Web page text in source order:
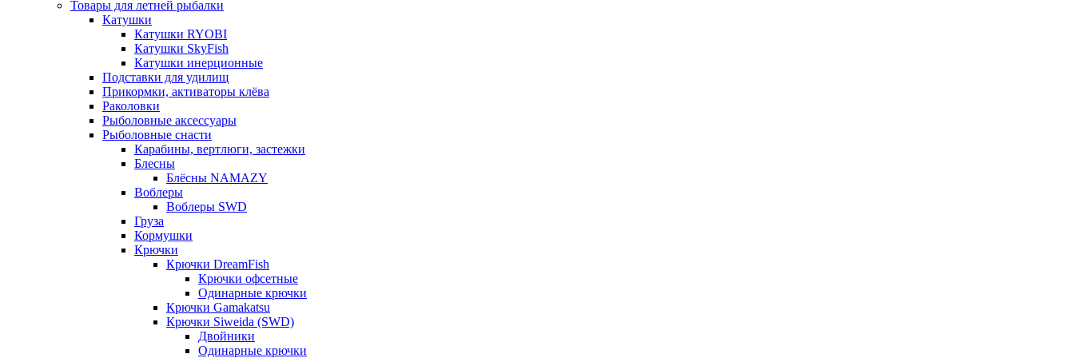
Товары для летней рыбалки
Катушки
Катушки RYOBI
Катушки SkyFish
Катушки инерционные
Подставки для удилищ
Прикормки, активаторы клёва
Раколовки
Рыболовные аксессуары
Рыболовные снасти
Карабины, вертлюги, застежки
Блесны
Блёсны NAMAZY
Воблеры
Воблеры SWD
Груза
Кормушки
Крючки
Крючки DreamFish
Крючки офсетные
Одинарные крючки
Крючки Gamakatsu
Крючки Siweida (SWD)
Двойники
Одинарные крючки